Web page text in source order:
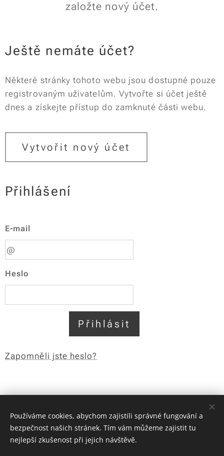
založte nový účet.
Ještě nemáte účet?
Některé stránky tohoto webu jsou dostupné pouze
registrovaným uživatelům. Vytvořte si účet ještě
dnes a získejte přístup do zamknuté části webu.
Vytvořit nový účet
Přihlášení
E-mail
Heslo
Přihlásit
Zapomněli jste heslo?
CC Plzeň, Javorná 24, 339 01 Čachrov
Používáme cookies, abychom zajistili správné fungování a
bezpečnost našich stránek. Tím vám můžeme zajistit tu
nejlepší zkušenost při jejich návštěvě.